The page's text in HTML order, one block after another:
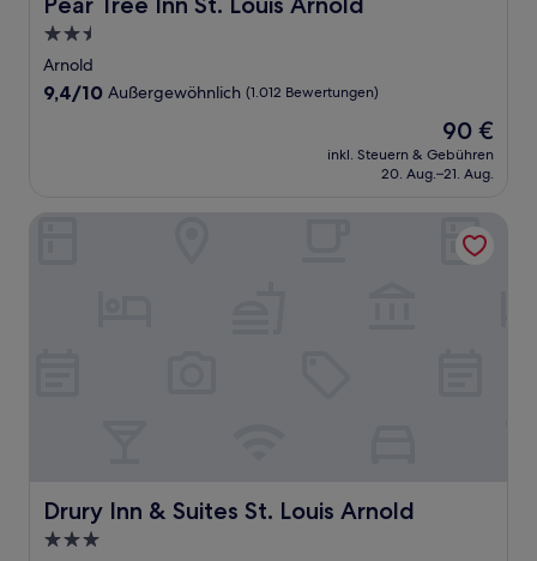
2.5-
Sterne-
Unterkunft
Arnold
9.4
9,4/10 Außergewöhnlich (1.012 Bewertungen)
Der
Preis
beträgt
90 €
inkl. Steuern & Gebühren
20. Aug.–21. Aug.
Drury Inn & Suites St. Louis Arnold
Drury Inn & Suites St. Louis Arnold
3.0-